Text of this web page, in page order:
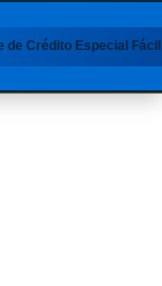
de Crédito Especial Fácil